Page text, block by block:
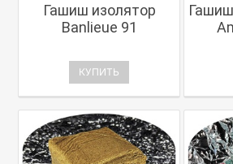
Гашиш изолятор
Banlieue 91
КУПИТЬ